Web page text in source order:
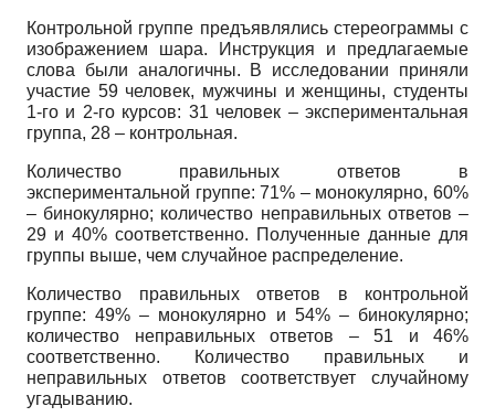
Контрольной группе предъявлялись стереограммы с
изображением шара. Инструкция и предлагаемые
слова были аналогичны. В исследовании приняли
участие 59 человек, муж­чины и женщины, студенты
1-го и 2-го курсов: 31 человек – экспериментальная
группа, 28 – контрольная.
Количество правильных ответов в
экспериментальной группе: 71% – монокуляр­но, 60%
– бинокулярно; количество неправильных ответов –
29 и 40% соответственно. Полученные данные для
группы выше, чем случайное распределение.
Количество правильных ответов в контрольной
группе: 49% – монокулярно и 54% – бинокулярно;
количество неправильных ответов – 51 и 46%
соответственно. Количество правильных и
неправильных ответов соответствует случайному
угадыванию.